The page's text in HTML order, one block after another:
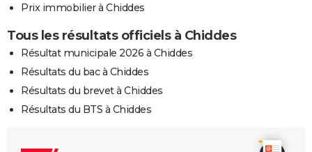
Prix immobilier à Chiddes
Tous les résultats officiels à Chiddes
Résultat municipale 2026 à Chiddes
Résultats du bac à Chiddes
Résultats du brevet à Chiddes
Résultats du BTS à Chiddes